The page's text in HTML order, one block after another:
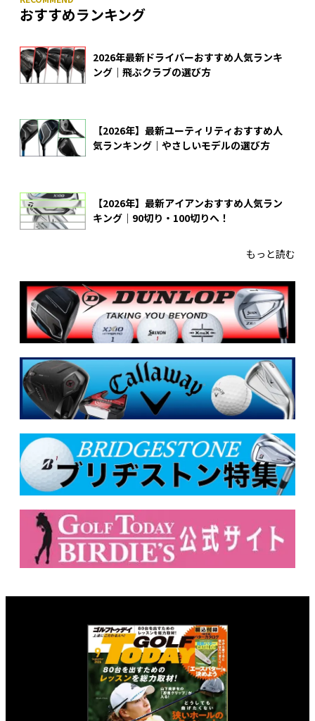
おすすめランキング
2026年最新ドライバーおすすめ人気ランキ
ング｜飛ぶクラブの選び方
【2026年】最新ユーティリティおすすめ人
気ランキング｜やさしいモデルの選び方
【2026年】最新アイアンおすすめ人気ラン
キング｜90切り・100切りへ！
もっと読む